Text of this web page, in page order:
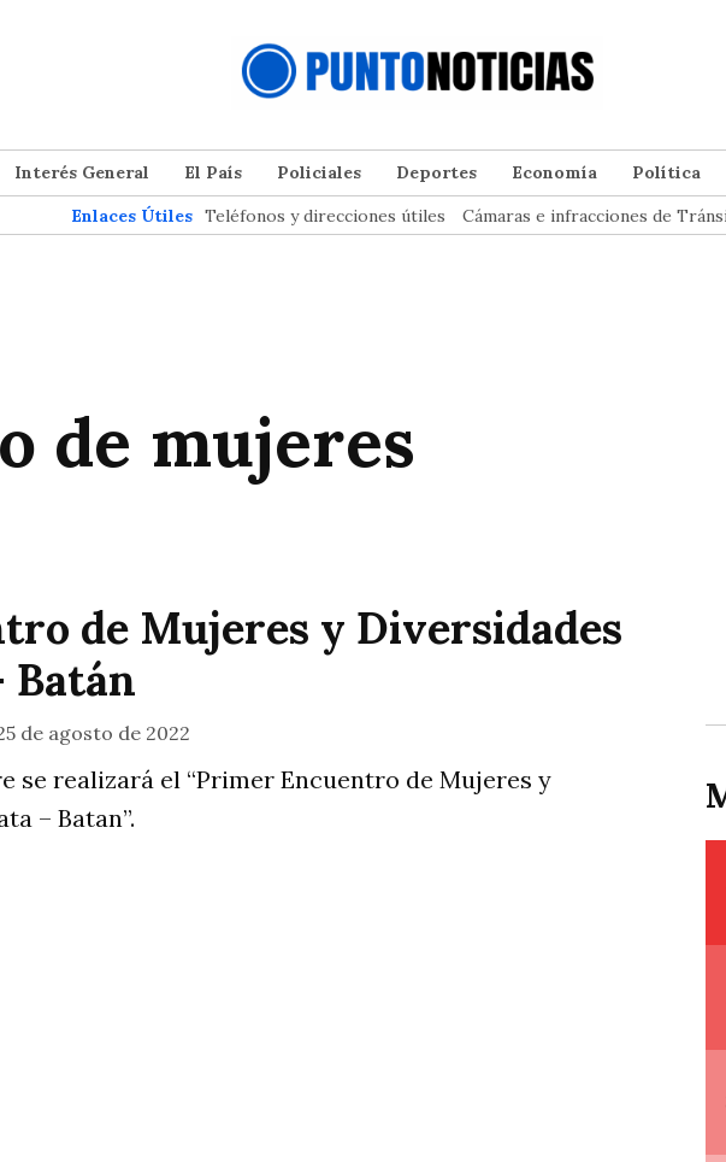
Interés General El País Policiales Deportes Economía Política
Enlaces Útiles Teléfonos y direcciones útiles Cámaras e infracciones de
de mujeres
de Mujeres y Diversidades
Batán
de agosto de 2022
se realizará el “Primer Encuentro de Mujeres y
– Batan”.